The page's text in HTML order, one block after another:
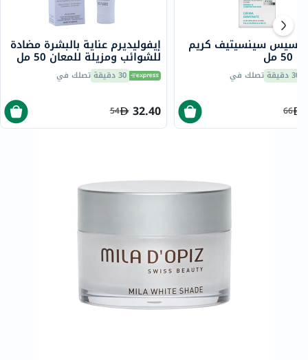
إيفوليديرم عناية بالبشرة مضادة
للشوائب ومزيلة للمعان 50 مل
30 دقيقة تصلك في
32.40
54
باسيس سينسيتيف كريم
30 دقيقة تصلك في
66